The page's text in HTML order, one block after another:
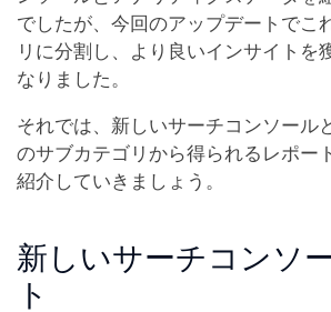
でしたが、今回のアップデートでこ
リに分割し、より良いインサイトを
なりました。
それでは、新しいサーチコンソール
のサブカテゴリから得られるレポー
紹介していきましょう。
新しいサーチコンソ
ト